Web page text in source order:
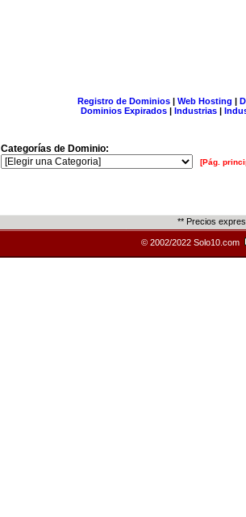
Registro de Dominios| Web Hosting |
Dominios Expirados | Industrias |
Categorías de Dominio:
[Pág.
** Precios
© 2002/2022 Solo10.com